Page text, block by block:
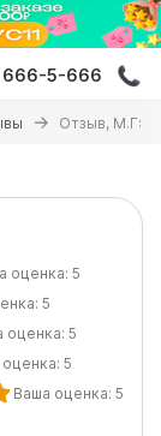
666-5-666
Отзыв, М.Г:
оценка: 5
5
оценка: 5
5
Ваша оценка: 5